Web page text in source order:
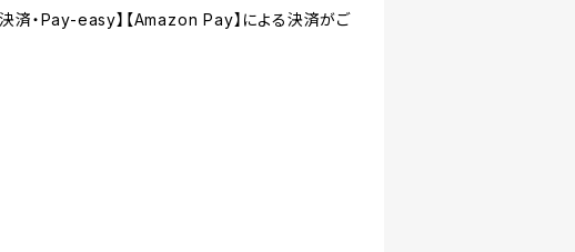
決済・Pay-easy】【Amazon Pay】による決済がご